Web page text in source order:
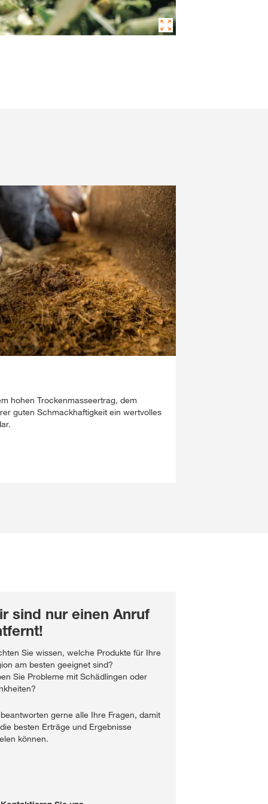
hohen Trockenmasseertrag, dem
guten Schmackhaftigkeit ein wertvolles
sind nur einen Anruf
Sie wissen, welche Produkte für Ihre
am besten geeignet sind?
Sie Probleme mit Schädlingen oder
gerne alle Ihre Fragen, damit
besten Erträge und Ergebnisse
können.